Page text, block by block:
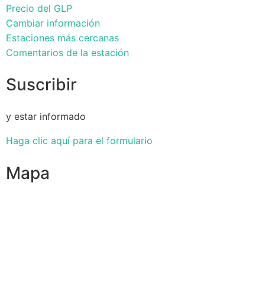
Precio del GLP
Cambiar información
Estaciones más cercanas
Comentarios de la estación
Suscribir
y estar informado
Haga clic aquí para el formulario
Mapa